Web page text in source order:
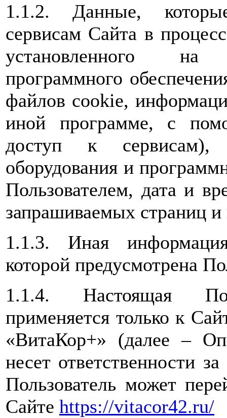
1.1.2. Данные,
сервисам Сайта в
установленного на
программного
файлов cookie,
иной программе, с
доступ к сервисам),
оборудования и
Пользователем, дата и
запрашиваемых страниц
1.1.3. Иная
которой предусмотрена
1.1.4. Настоящая
применяется только к
«ВитаКор+» (далее –
несет ответственности
Пользователь может
Сайте https://vitacor42.ru/